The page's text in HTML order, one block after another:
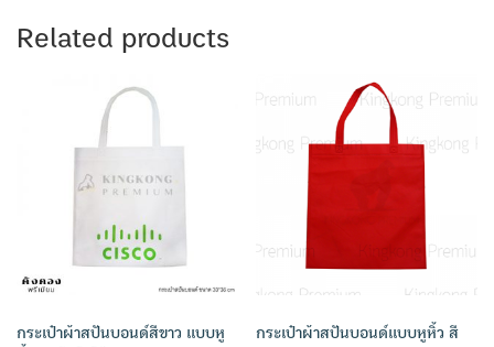
Related products
กระเป๋าผ้าสปันบอนด์สีขาว แบบหู
กระเป๋าผ้าสปันบอนด์แบบหูหิ้ว สี